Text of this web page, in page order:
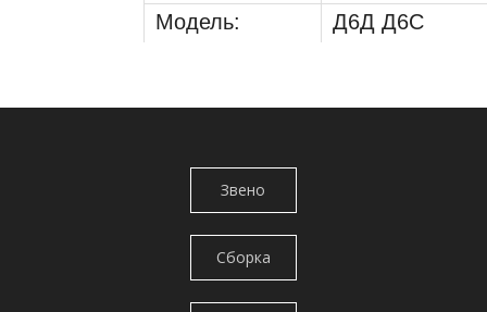
Модель:
Д6Д Д6С
твердости:
Состояние:
Звено
гусеницы/
цепь
Сборка
гусеничных